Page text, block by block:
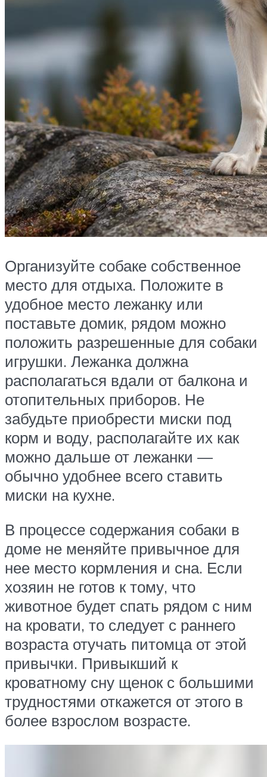
Организуйте собаке собственное
место для отдыха. Положите в
удобное место лежанку или
поставьте домик, рядом можно
положить разрешенные для собаки
игрушки. Лежанка должна
располагаться вдали от балкона и
отопительных приборов. Не
забудьте приобрести миски под
корм и воду, располагайте их как
можно дальше от лежанки —
обычно удобнее всего ставить
миски на кухне.
В процессе содержания собаки в
доме не меняйте привычное для
нее место кормления и сна. Если
хозяин не готов к тому, что
животное будет спать рядом с ним
на кровати, то следует с раннего
возраста отучать питомца от этой
привычки. Привыкший к
кроватному сну щенок с большими
трудностями откажется от этого в
более взрослом возрасте.